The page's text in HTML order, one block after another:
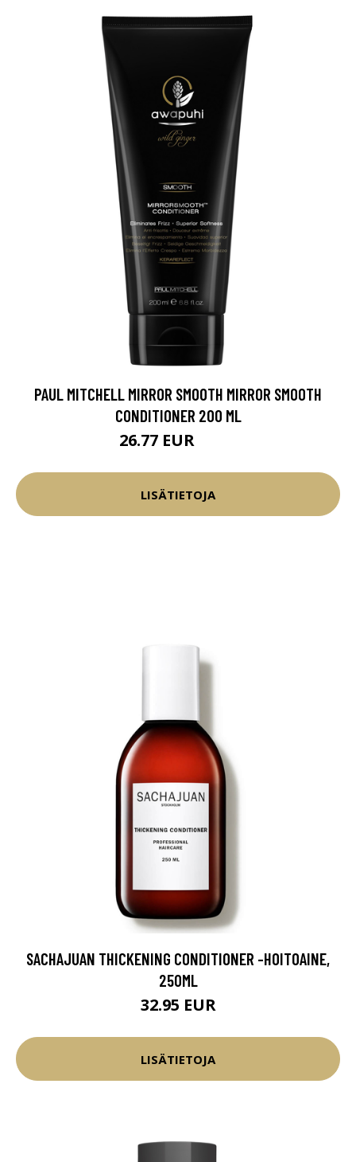
PAUL MITCHELL MIRROR SMOOTH MIRROR SMOOTH
CONDITIONER 200 ML
26.77 EUR
LISÄTIETOJA
SACHAJUAN THICKENING CONDITIONER -HOITOAINE,
250ML
32.95 EUR
LISÄTIETOJA